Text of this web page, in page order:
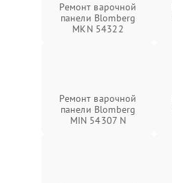
Ремонт варочной
панели Blomberg
MKN 54322
Ремонт варочной
панели Blomberg
MIN 54307 N